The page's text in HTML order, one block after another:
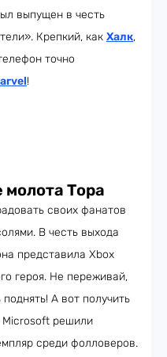
выпущен в честь
Крепкий, как Халк,
точно
!
молота Тора
своих фанатов
В честь выхода
представила Xbox
героя. Не переживай,
А вот получить
Microsoft решили
среди фолловеров.